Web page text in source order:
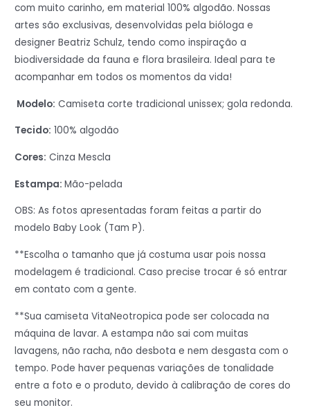
com muito carinho, em material 100% algodão. Nossas
artes são exclusivas, desenvolvidas pela bióloga e
designer Beatriz Schulz, tendo como inspiração a
biodiversidade da fauna e flora brasileira. Ideal para te
acompanhar em todos os momentos da vida!
Modelo: Camiseta corte tradicional unissex; gola redonda.
Tecido: 100% algodão
Cores: Cinza Mescla
Estampa:Mão-pelada
OBS: As fotos apresentadas foram feitas a partir do
modelo Baby Look (Tam P).
**Escolha o tamanho que já costuma usar pois nossa
modelagem é tradicional. Caso precise trocar é só entrar
em contato com a gente.
**Sua camiseta VitaNeotropica pode ser colocada na
máquina de lavar. A estampa não sai com muitas
lavagens, não racha, não desbota e nem desgasta com o
tempo. Pode haver pequenas variações de tonalidade
entre a foto e o produto, devido à calibração de cores do
seu monitor.